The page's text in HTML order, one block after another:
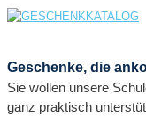
Geschenke, die
Sie wollen unsere
ganz praktisch